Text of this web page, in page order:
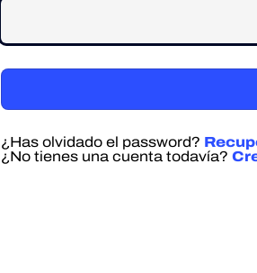
¿Has olvidado el password?
¿No tienes una cuenta todavía?